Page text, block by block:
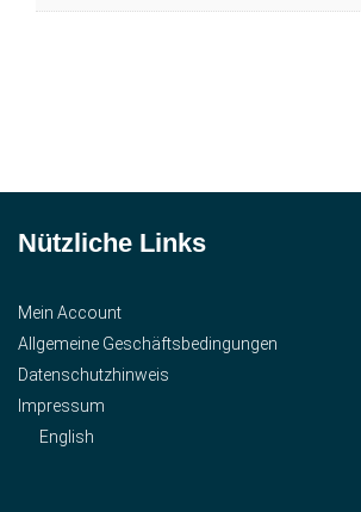
Nützliche Links
Mein Account
Allgemeine Geschäftsbedingungen
Datenschutzhinweis
Impressum
English